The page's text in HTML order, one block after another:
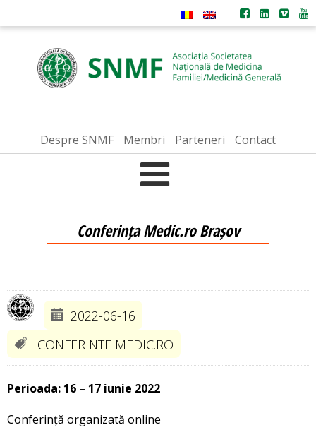
Despre SNMF Membri Parteneri Contact
Conferința Medic.ro Brașov
2022-06-16
CONFERINTE MEDIC.RO
Perioada: 16 – 17 iunie 2022
Conferință organizată online